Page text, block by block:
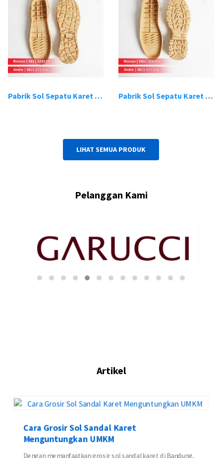
Pabrik Sol Sepatu Karet Bandung 19 Pabrik Sol Sepatu Karet Bandung 20
LIHAT SEMUA PRODUK
Pelanggan Kami
Artikel
Cara Grosir Sol Sandal Karet
Menguntungkan UMKM
Dengan memanfaatkan grosir sol sandal karet di Bandung,